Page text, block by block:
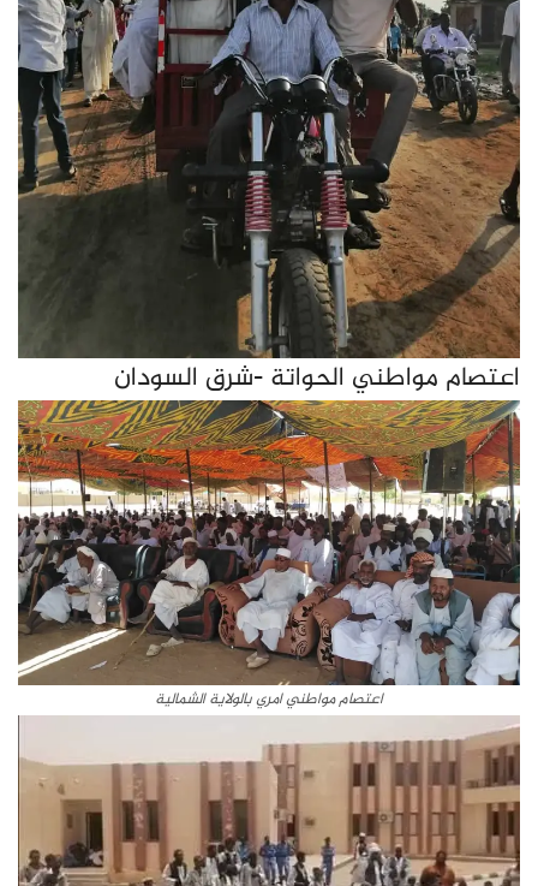
اعتصام مواطني الحواتة -شرق السودان
اعتصام مواطني امري بالولاية الشمالية